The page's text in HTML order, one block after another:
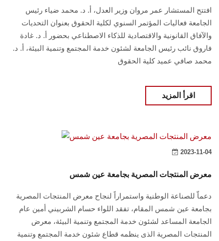
افتتح المستشار عمر مروان وزير العدل، أ. د. محمد ضياء رئيس
الجامعة فعاليات المؤتمر السنوي لكلية الحقوق بعنوان التحديات
والآفاق القانونية والاقتصادية للذكاء الاصطناعي بحضور أ. د. غادة
فاروق نائب رئيس الجامعة لشئون خدمة المجتمع وتنمية البيئة، أ. د.
محمد صافي عميد كلية الحقوق
اقرأ المزيد
2023-11-04
معرض المنتجات المصرية بجامعة عين شمس
دعماّ للصناعة الوطنية واستمراراً لنجاح معرض المنتجات المصرية
بجامعة عين شمس المقام، تفقد اللواء حسام الشربيني أمين عام
الجامعة المساعد لشئون خدمة المجتمع وتنمية البيئة، معرض
المنتجات المصرية الذى ينظمه قطاع شئون خدمة المجتمع وتنمية